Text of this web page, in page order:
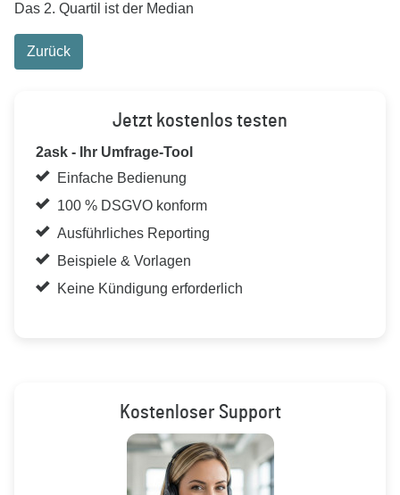
Das 2. Quartil ist der Median
Zurück
Jetzt kostenlos testen
2ask - Ihr Umfrage-Tool
Einfache Bedienung
100 % DSGVO konform
Ausführliches Reporting
Beispiele & Vorlagen
Keine Kündigung erforderlich
Kostenloser Support